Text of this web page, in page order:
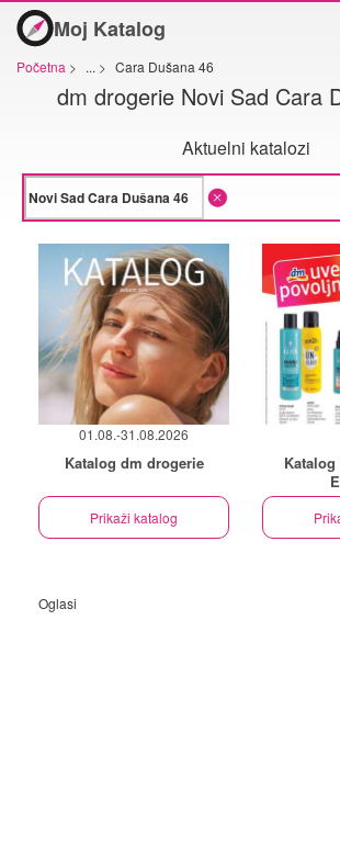
Moj Katalog
Početna > ... > Cara Dušana 46
dm drogerie Novi Sad Cara
Aktuelni katalozi
01.08.-31.08.2026
Katalog dm drogerie
Prikaži katalog
Oglasi